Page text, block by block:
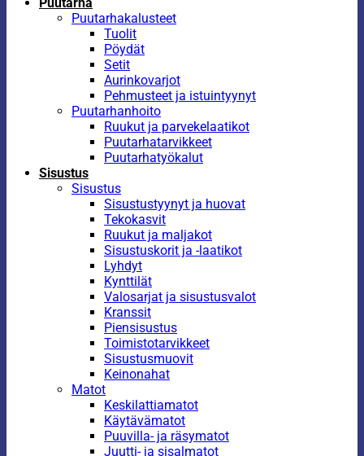
Puutarhakalusteet
Tuolit
Pöydät
Setit
Aurinkovarjot
Pehmusteet ja istuintyynyt
Puutarhanhoito
Ruukut ja parvekelaatikot
Puutarhatarvikkeet
Puutarhatyökalut
Sisustus
Sisustus
Sisustustyynyt ja huovat
Tekokasvit
Ruukut ja maljakot
Sisustuskorit ja -laatikot
Lyhdyt
Kynttilät
Valosarjat ja sisustusvalot
Kranssit
Piensisustus
Toimistotarvikkeet
Sisustusmuovit
Keinonahat
Matot
Keskilattiamatot
Käytävämatot
Puuvilla- ja räsymatot
Juutti- ja sisalmatot